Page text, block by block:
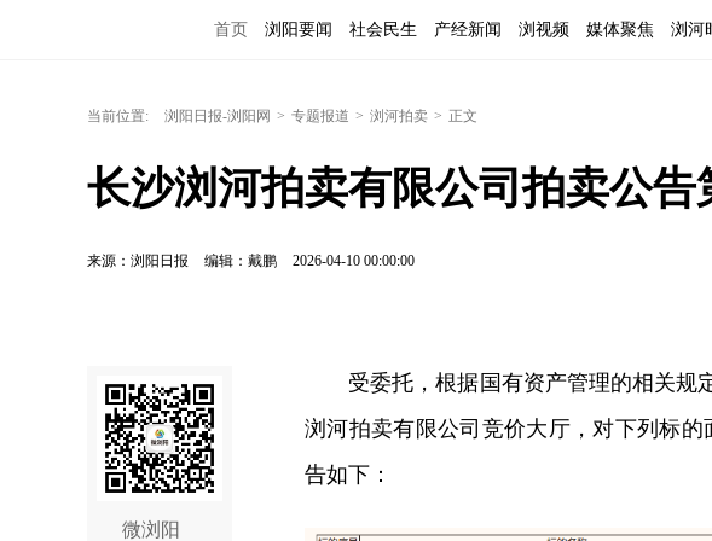
首页 浏阳要闻 社会民生 产经新闻 浏视频 媒体聚焦 浏河
当前位置: 浏阳日报-浏阳网 > 专题报道 > 浏河拍卖 > 正文
长沙浏河拍卖有限公司拍卖公告
来源：浏阳日报 编辑：戴鹏 2026-04-10 00:00:00
微浏阳
受委托，根据国有资产管理的相关规
浏河拍卖有限公司竞价大厅，对下列标
告如下：